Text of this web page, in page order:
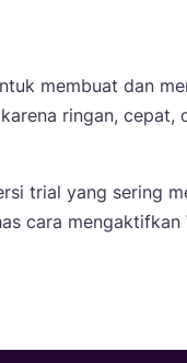
membuat dan
ringan, cepat,
trial yang sering
cara mengaktifkan